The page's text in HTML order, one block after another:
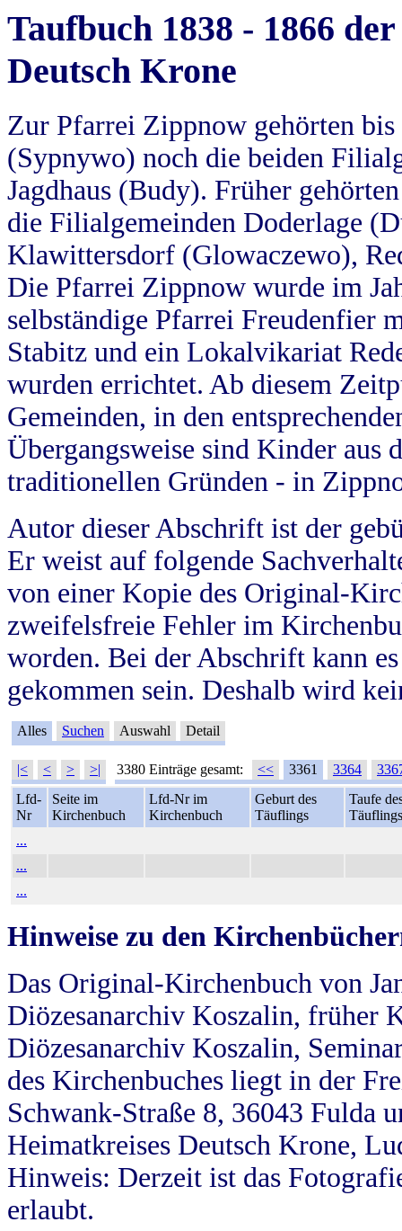
Taufbuch 1838 - 1866
Deutsch Krone
Zur Pfarrei Zippnow gehörten
(Sypnywo) noch die beiden
Jagdhaus (Budy). Früher
die Filialgemeinden Doderlage
Klawittersdorf (Glowaczewo),
Die Pfarrei Zippnow wurde im
selbständige Pfarrei Freudenfier
Stabitz und ein Lokalvikariat
wurden errichtet. Ab diesem
Gemeinden, in den
Übergangsweise sind Kinder aus
traditionellen Gründen - in
Autor dieser Abschrift ist der
Er weist auf folgende
von einer Kopie des Original-
zweifelsfreie Fehler im
worden. Bei der Abschrift kann
gekommen sein. Deshalb wird
Alles Suchen Auswahl Detail
|< < > >| 3380 Einträge gesamt: << 3361 3364
Lfd-
Nr
Seite im
Kirchenbuch
Lfd-Nr im
Kirchenbuch
Geburt des
Täuflings
Taufe
Täuflings
...
...
...
Hinweise zu den
Das Original-Kirchenbuch von
Diözesanarchiv Koszalin, früher
Diözesanarchiv Koszalin,
des Kirchenbuches liegt in der
Schwank-Straße 8, 36043 Fulda
Heimatkreises Deutsch Krone,
Hinweis: Derzeit ist das
erlaubt.